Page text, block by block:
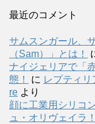
最近のコメント
サムスンガール、
（Sam）」とは！
ナイジェリアで「
態！
に レプティ
re より
顔に工業用シリコ
ュ・オリヴェイラ！